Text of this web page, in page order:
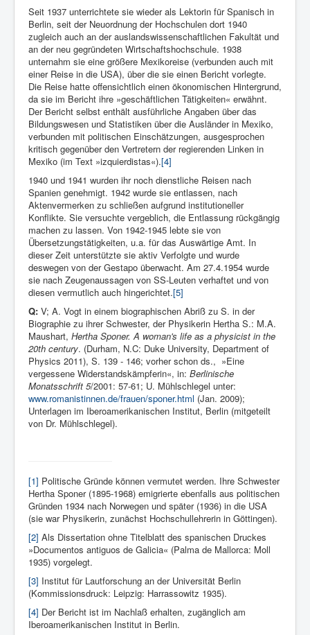
Seit 1937 unterrichtete sie wieder als Lektorin für Spanisch in
Berlin, seit der Neuordnung der Hochschulen dort 1940
zugleich auch an der auslandswissenschaftlichen Fakultät und
an der neu gegründeten Wirtschaftshochschule. 1938
unternahm sie eine größere Mexikoreise (verbunden auch mit
einer Reise in die USA), über die sie einen Bericht vorlegte.
Die Reise hatte offensichtlich einen ökonomischen Hintergrund,
da sie im Bericht ihre »geschäftlichen Tätigkeiten« erwähnt.
Der Bericht selbst enthält ausführliche Angaben über das
Bildungswesen und Statistiken über die Ausländer in Mexiko,
verbunden mit politischen Einschätzungen, ausgesprochen
kritisch gegenüber den Vertretern der regierenden Linken in
Mexiko (im Text »izquierdistas«).[4]
1940 und 1941 wurden ihr noch dienstliche Reisen nach
Spanien genehmigt. 1942 wurde sie entlassen, nach
Aktenvermerken zu schließen aufgrund institutioneller
Konflikte. Sie versuchte vergeblich, die Entlassung rückgängig
machen zu lassen. Von 1942-1945 lebte sie von
Übersetzungstätigkeiten, u.a. für das Auswärtige Amt. In
dieser Zeit unterstützte sie aktiv Verfolgte und wurde
deswegen von der Gestapo überwacht. Am 27.4.1954 wurde
sie nach Zeugenaussagen von SS-Leuten verhaftet und von
diesen vermutlich auch hingerichtet.[5]
Q: V; A. Vogt in einem biographischen Abriß zu S. in der
Biographie zu ihrer Schwester, der Physikerin Hertha S.: M.A.
Maushart, Hertha Sponer. A woman's life as a physicist in the
20th century. (Durham, N.C: Duke University, Department of
Physics 2011), S. 139 - 146; vorher schon ds., »Eine
vergessene Widerstandskämpferin«, in: Berlinische
Monatsschrift 5/2001: 57-61; U. Mühlschlegel unter:
www.romanistinnen.de/frauen/sponer.html (Jan. 2009);
Unterlagen im Iberoamerikanischen Institut, Berlin (mitgeteilt
von Dr. Mühlschlegel).
[1] Politische Gründe können vermutet werden. Ihre Schwester
Hertha Sponer (1895-1968) emigrierte ebenfalls aus politischen
Gründen 1934 nach Norwegen und später (1936) in die USA
(sie war Physikerin, zunächst Hochschullehrerin in Göttingen).
[2] Als Dissertation ohne Titelblatt des spanischen Druckes
»Documentos antiguos de Galicia« (Palma de Mallorca: Moll
1935) vorgelegt.
[3] Institut für Lautforschung an der Universität Berlin
(Kommissionsdruck: Leipzig: Harrassowitz 1935).
[4] Der Bericht ist im Nachlaß erhalten, zugänglich am
Iberoamerikanischen Institut in Berlin.